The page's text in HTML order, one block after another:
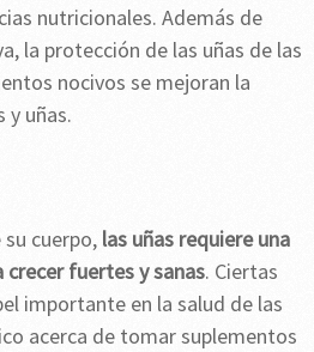
nutricionales. Además de
la protección de las uñas de las
nocivos se mejoran la
y uñas.
cuerpo,las uñas requiere una
fuertes y sanas. Ciertas
importante en la salud de las
acerca de tomar suplementos